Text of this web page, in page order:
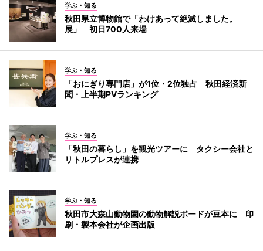
学ぶ・知る
秋田県立博物館で「わけあって絶滅しました。
展」 初日700人来場
学ぶ・知る
「おにぎり専門店」が1位・2位独占 秋田経済新
聞・上半期PVランキング
学ぶ・知る
「秋田の暮らし」を観光ツアーに タクシー会社と
リトルプレスが連携
学ぶ・知る
秋田市大森山動物園の動物解説ボードが豆本に 印
刷・製本会社が企画出版